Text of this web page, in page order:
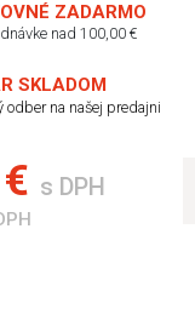
ZADARMO
nad 100,00 €
SKLADOM
odber na našej predajni
s DPH